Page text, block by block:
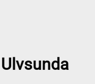
Ulvsunda